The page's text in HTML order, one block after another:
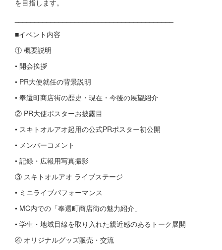
を目指します。
■イベント内容
① 概要説明
• 開会挨拶
• PR大使就任の背景説明
• 奉還町商店街の歴史・現在・今後の展望紹介
② PR大使ポスターお披露目
• スキトオルアオ起用の公式PRポスター初公開
• メンバーコメント
• 記録・広報用写真撮影
③ スキトオルアオ ライブステージ
• ミニライブパフォーマンス
• MC内での「奉還町商店街の魅力紹介」
• 学生・地域目線を取り入れた親近感のあるトーク展開
④ オリジナルグッズ販売・交流